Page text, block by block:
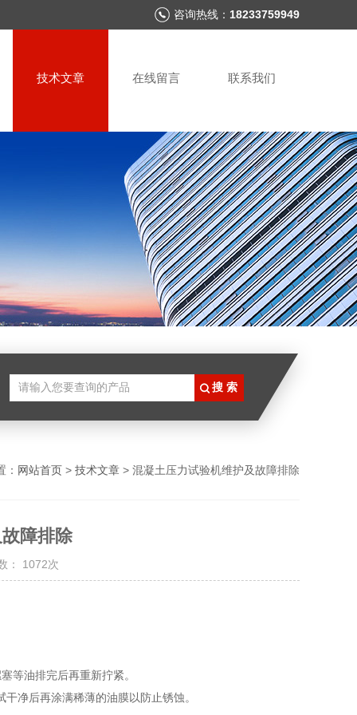
咨询热线： 18233759949
技术文章 在线留言 联系我们
： 网站首页 > 技术文章 > 混凝土压力试验机维护及故障排除
障排除
1072次
等油排完后再重新拧紧。
净后再涂满稀薄的油膜以防止锈蚀。